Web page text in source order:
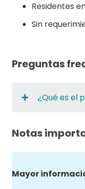
Residentes
Sin
Preguntas
¿Qué es el
Notas
Mayor